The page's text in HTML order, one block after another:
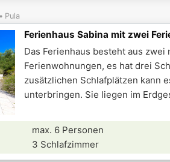
Pula
Ferienhaus Sabina mit zwei
Das Ferienhaus besteht aus
Ferienwohnungen, es hat drei
zusätzlichen Schlafplätzen kann
unterbringen. Sie liegen im
max. 6 Personen
3 Schlafzimmer